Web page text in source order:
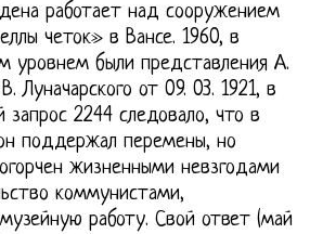
работает над сооружением
четок» в Вансе. 1960, в
уровнем были представления А.
Луначарского от 09. 03. 1921, в
запрос 2244 следовало, что в
поддержал перемены, но
жизненными невзгодами
коммунистами,
работу. Свой ответ (май